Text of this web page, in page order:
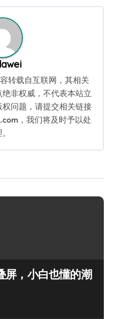
容转载自互联网，其相关
非权威，不代表本站立
问题，请提交相关链接
，我们将及时予以处
屏，小白也懂的潮